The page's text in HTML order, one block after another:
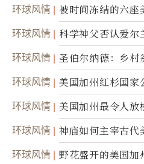
环球风情 被时间冻结的六座
环球风情
科学神父否认爱尔
灵
环球风情
圣伯尔纳德：乡村
腐身
环球风情 美国加州红杉国家
环球风情 美国加州最令人放
环球风情 神庙如何主宰古代
环球风情 野花盛开的美国加